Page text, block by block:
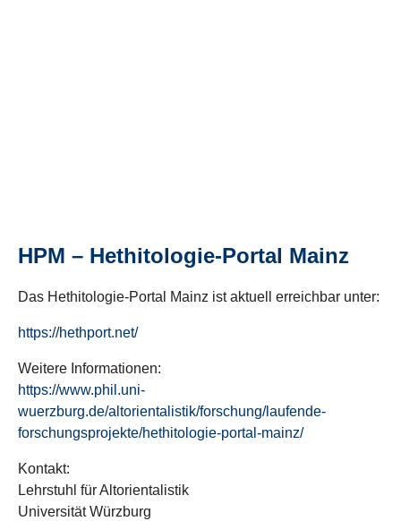
HPM – Hethitologie-Portal Mainz
Das Hethitologie-Portal Mainz ist aktuell erreichbar unter:
https://hethport.net/
Weitere Informationen:
https://www.phil.uni-
wuerzburg.de/altorientalistik/forschung/laufende-
forschungsprojekte/hethitologie-portal-mainz/
Kontakt:
Lehrstuhl für Altorientalistik
Universität Würzburg